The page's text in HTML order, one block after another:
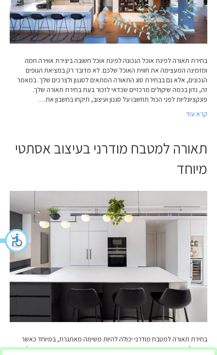
בחירת תאורה לפינת אוכל הנכונה לפינת אוכל חשובה ביצירת אווירה חמה
ומזמינה המעצימה את חווית האוכל שלכם. לא מדובר רק במציאת הגופים
הנכונים, אלא גם בבחירת סוג התאורה המתאים לסגנון ולצרכים שלך. במאמר
זה, נדון בכמה שיקולים מרכזיים שכדאי לזכור בעת בחירת תאורה שלך.
פונקציונליות לפני הכול תחשבו על סגנון ועיצוב, תיקחו בחשבון את…
קרא עוד
תאורה למטבח מודרני בעיצוב אסתטי
מיוחד
בחירת תאורה למטבח מודרני יכולה להיות משימה מאתגרת, במיוחד כאשר
רוצים ליצור עיצוב אסתטי מיוחד. עם זאת, עם הגישה והידע הנכונים, תוכלו